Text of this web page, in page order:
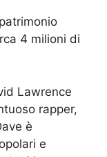
4 milioni di
Lawrence
rapper,
è
e